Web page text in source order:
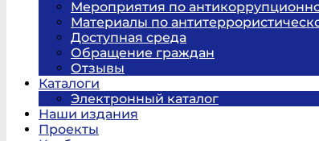
Мероприятия по
Материалы по
Доступная среда
Обращение граждан
Отзывы
Каталоги
Электронный каталог
Наши издания
Проекты